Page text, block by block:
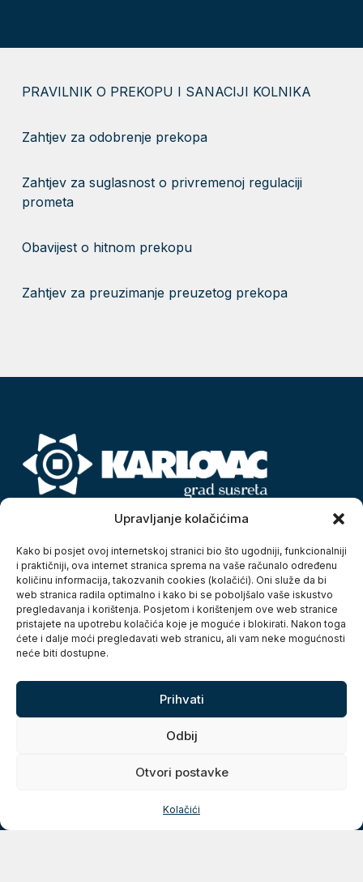
Upravljanje kolačićima
Kako bi posjet ovoj internetskoj stranici bio što ugodniji, funkcionalniji
i praktičniji, ova internet stranica sprema na vaše računalo određenu
količinu informacija, takozvanih cookies (kolačići). Oni služe da bi
web stranica radila optimalno i kako bi se poboljšalo vaše iskustvo
pregledavanja i korištenja. Posjetom i korištenjem ove web stranice
pristajete na upotrebu kolačića koje je moguće i blokirati. Nakon toga
ćete i dalje moći pregledavati web stranicu, ali vam neke mogućnosti
neće biti dostupne.
Prihvati
Odbij
Otvori postavke
Kolačići
PRAVILNIK O PREKOPU I SANACIJI KOLNIKA
Zahtjev za odobrenje prekopa
Zahtjev za suglasnost o privremenoj regulaciji
prometa
Obavijest o hitnom prekopu
Zahtjev za preuzimanje preuzetog prekopa
Banjavčićeva 9, 47000 Karlovac
Email:gradonacelnik@karlovac.hr
T:+385 47 628 111
OIB:25654647153
24.3°C
: 07:00-15:00
pisarnica@karlovac.hr
047 628 210, 047 628 137